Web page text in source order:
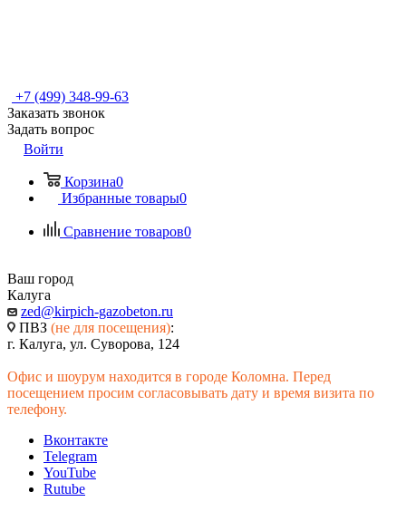
+7 (499) 348-99-63
Заказать звонок
Задать вопрос
Войти
Корзина0
Избранные товары0
Сравнение товаров0
Ваш город
Калуга
zed@kirpich-gazobeton.ru
ПВЗ (не для посещения):
г. Калуга, ул. Суворова, 124
Офис и шоурум находится в городе Коломна. Перед
посещением просим согласовывать дату и время визита по
телефону.
Вконтакте
Telegram
YouTube
Rutube